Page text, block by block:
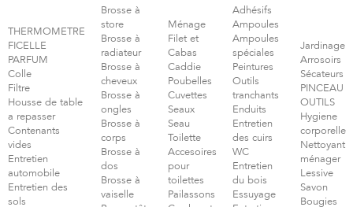
THERMOMETRE
FICELLE
PARFUM
Colle
Filtre
Housse de table
a repasser
Contenants
vides
Entretien
automobile
Entretien des
sols
Brosse à
store
Brosse à
radiateur
Brosse à
cheveux
Brosse à
ongles
Brosse à
corps
Brosse à
dos
Brosse à
vaiselle
Ménage
Filet et
Cabas
Caddie
Poubelles
Cuvettes
Seaux
Seau
Toilette
Accesoires
pour
toilettes
Pailassons
Adhésifs
Ampoules
Ampoules
spéciales
Peintures
Outils
tranchants
Enduits
Entretien
des cuirs
WC
Entretien
du bois
Essuyage
Jardinage
Arrosoirs
Sécateurs
PINCEAU
OUTILS
Hygiene
corporelle
Nettoyant
ménager
Lessive
Savon
Bougies